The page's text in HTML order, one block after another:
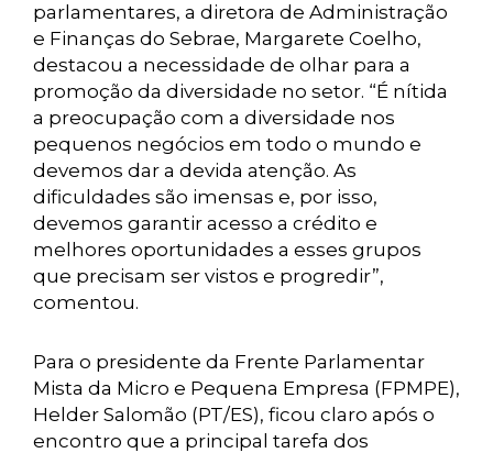
parlamentares, a diretora de Administração
e Finanças do Sebrae, Margarete Coelho,
destacou a necessidade de olhar para a
promoção da diversidade no setor. “É nítida
a preocupação com a diversidade nos
pequenos negócios em todo o mundo e
devemos dar a devida atenção. As
dificuldades são imensas e, por isso,
devemos garantir acesso a crédito e
melhores oportunidades a esses grupos
que precisam ser vistos e progredir”,
comentou.
Para o presidente da Frente Parlamentar
Mista da Micro e Pequena Empresa (FPMPE),
Helder Salomão (PT/ES), ficou claro após o
encontro que a principal tarefa dos